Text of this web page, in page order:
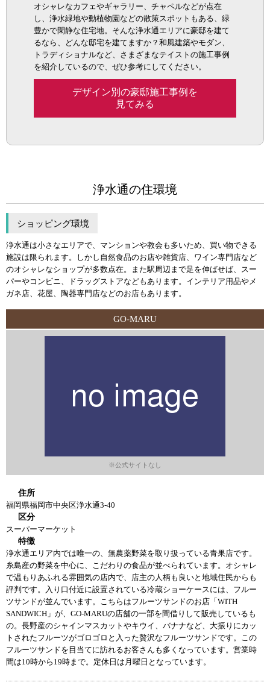
オシャレなカフェやギャラリー、チャペルなどが点在
し、浄水緑地や動植物園などの散策スポットもある、緑
豊かで閑静な住宅地。そんな浄水通エリアに豪邸を建て
るなら、どんな邸宅を建てますか？和風建築やモダン、
トラディショナルなど、さまざまなテイストの施工事例
を紹介しているので、ぜひ参考にしてください。
デザイン別の豪邸施工事例を
見てみる
浄水通の住環境
ショッピング環境
浄水通は小さなエリアで、マンションや教会も多いため、買い物できる
施設は限られます。しかし自然食品のお店や雑貨店、ワイン専門店など
のオシャレなショップが多数点在。また駅周辺まで足を伸ばせば、スー
パーやコンビニ、ドラッグストアなどもあります。インテリア用品やメ
ガネ店、花屋、陶器専門店などのお店もあります。
GO-MARU
※公式サイトなし
住所
福岡県福岡市中央区浄水通3-40
区分
スーパーマーケット
特徴
浄水通エリア内では唯一の、無農薬野菜を取り扱っている青果店です。
糸島産の野菜を中心に、こだわりの食品が並べられています。オシャレ
で温もりあふれる雰囲気の店内で、店主の人柄も良いと地域住民からも
評判です。入り口付近に設置されている冷蔵ショーケースには、フルー
ツサンドが並んでいます。こちらはフルーツサンドのお店「WITH
SANDWICH」が、GO-MARUの店舗の一部を間借りして販売しているも
の。長野産のシャインマスカットやキウイ、バナナなど、大振りにカッ
トされたフルーツがゴロゴロと入った贅沢なフルーツサンドです。この
フルーツサンドを目当てに訪れるお客さんも多くなっています。営業時
間は10時から19時まで。定休日は月曜日となっています。